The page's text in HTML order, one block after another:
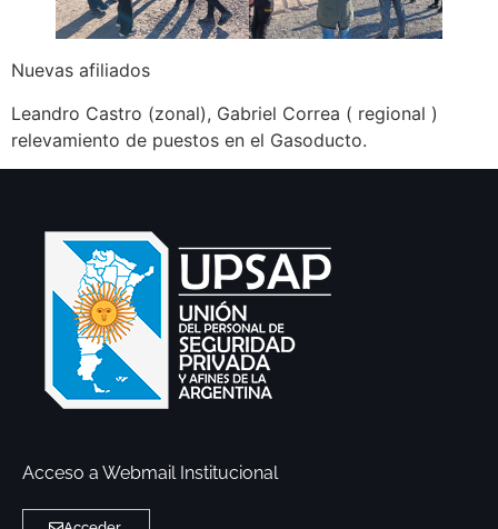
Nuevas afiliados
Leandro Castro (zonal), Gabriel Correa ( regional )
relevamiento de puestos en el Gasoducto.
Acceso a Webmail Institucional